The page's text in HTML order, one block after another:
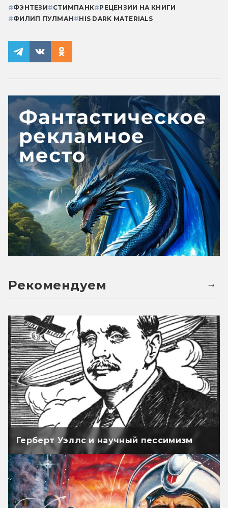
#ФЭНТЕЗИ#СТИМПАНК#РЕЦЕНЗИИ НА КНИГИ
#ФИЛИП ПУЛМАН#HIS DARK MATERIALS
Рекомендуем
Герберт Уэллс и научный пессимизм